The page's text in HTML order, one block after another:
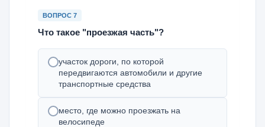
ВОПРОС 7
Что такое "проезжая часть"?
участок дороги, по которой
передвигаются автомобили и другие
транспортные средства
место, где можно проезжать на
велосипеде